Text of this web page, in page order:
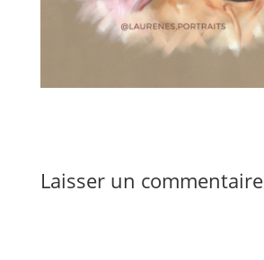
Laisser un commentaire